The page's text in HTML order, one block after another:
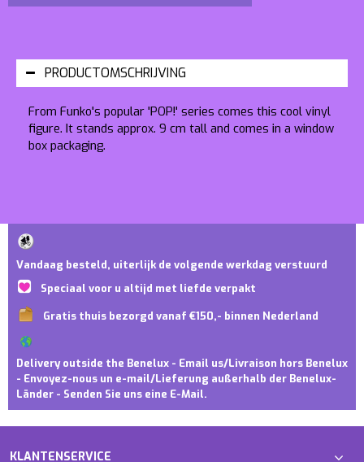
PRODUCTOMSCHRIJVING
From Funko's popular 'POP!' series comes this cool vinyl
figure. It stands approx. 9 cm tall and comes in a window
box packaging.
Vandaag besteld, uiterlijk de volgende werkdag verstuurd
Speciaal voor u altijd met liefde verpakt
Gratis thuis bezorgd vanaf €150,- binnen Nederland
Delivery outside the Benelux - Email us/Livraison hors Benelux
- Envoyez-nous un e-mail/Lieferung außerhalb der Benelux-
Länder - Senden Sie uns eine E-Mail.
KLANTENSERVICE